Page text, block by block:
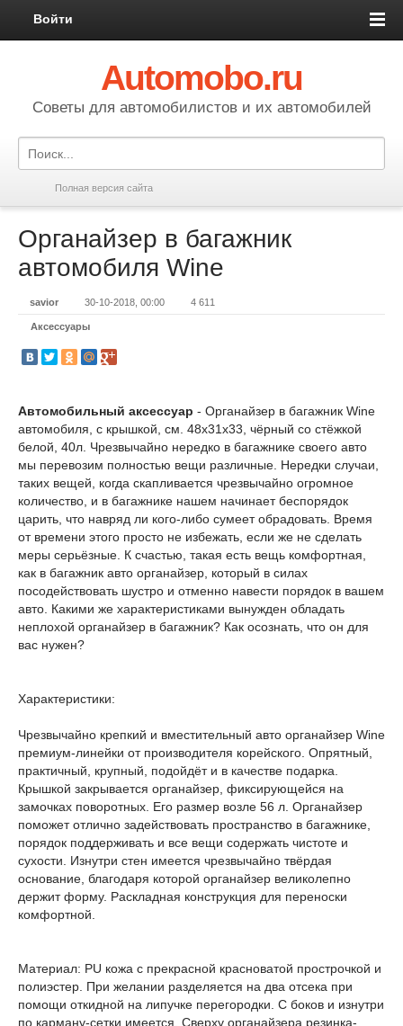
Войти
Automobo.ru
Cоветы для автомобилистов и их автомобилей
Полная версия сайта
Органайзер в багажник
автомобиля Wine
savior 30-10-2018, 00:00 4 611
Аксессуары
Автомобильный аксессуар - Органайзер в багажник Wine
автомобиля, с крышкой, см. 48х31х33, чёрный со стёжкой
белой, 40л. Чрезвычайно нередко в багажнике своего авто
мы перевозим полностью вещи различные. Нередки случаи,
таких вещей, когда скапливается чрезвычайно огромное
количество, и в багажнике нашем начинает беспорядок
царить, что навряд ли кого-либо сумеет обрадовать. Время
от времени этого просто не избежать, если же не сделать
меры серьёзные. К счастью, такая есть вещь комфортная,
как в багажник авто органайзер, который в силах
посодействовать шустро и отменно навести порядок в вашем
авто. Какими же характеристиками вынужден обладать
неплохой органайзер в багажник? Как осознать, что он для
вас нужен?
Характеристики:
Чрезвычайно крепкий и вместительный авто органайзер Wine
премиум-линейки от производителя корейского. Опрятный,
практичный, крупный, подойдёт и в качестве подарка.
Крышкой закрывается органайзер, фиксирующейся на
замочках поворотных. Его размер возле 56 л. Органайзер
поможет отлично задействовать пространство в багажнике,
порядок поддерживать и все вещи содержать чистоте и
сухости. Изнутри стен имеется чрезвычайно твёрдая
основание, благодаря которой органайзер великолепно
держит форму. Раскладная конструкция для переноски
комфортной.
Материал: PU кожа с прекрасной красноватой прострочкой и
полиэстер. При желании разделяется на два отсека при
помощи откидной на липучке перегородки. С боков и изнутри
по карману-сетки имеется. Сверху органайзера резинка-